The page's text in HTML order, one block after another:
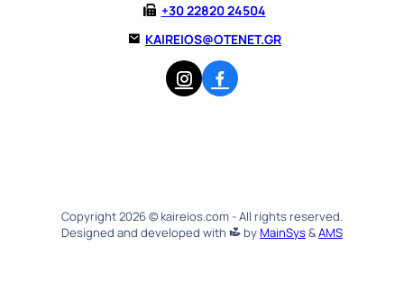
+30 22820 24504
KAIREIOS@OTENET.GR
Copyright 2026 © kaireios.com - All rights reserved.
Designed and developed with
by MainSys & AMS